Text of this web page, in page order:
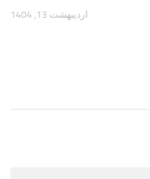
اردیبهشت 13, 1404